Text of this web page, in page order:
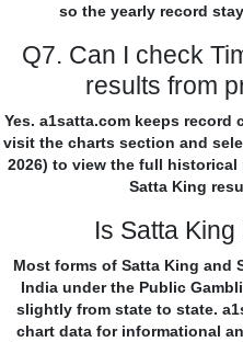
so the yearly record
Q7. Can I check
results from
Yes. a1satta.com keeps record
visit the charts section and
2026) to view the full historical
Satta King
Is Satta
Most forms of Satta King and
India under the Public
slightly from state to state.
chart data for informational